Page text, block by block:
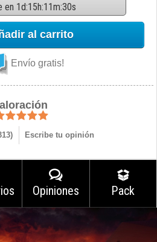
en 1d:15h:11m:29s
al carrito
Envío gratis!
) Escribe tu opinión
Opiniones Pack